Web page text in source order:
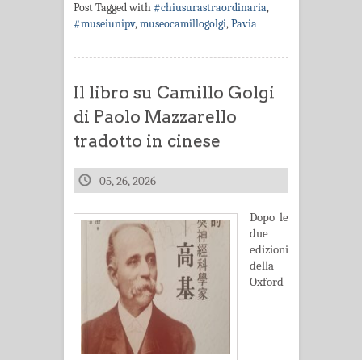
Post Tagged with#chiusurastraordinaria,
#museiunipv,museocamillogolgi,Pavia
Il libro su Camillo Golgi
di Paolo Mazzarello
tradotto in cinese
05, 26, 2026
Dopo le
due
edizioni
della
Oxford